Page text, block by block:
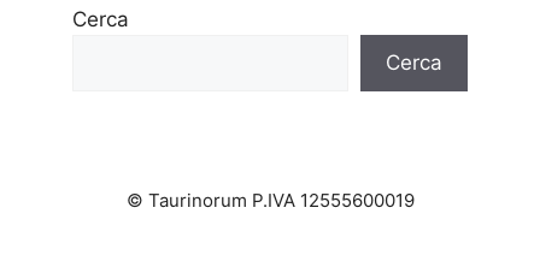
Cerca
Cerca
© Taurinorum P.IVA 12555600019